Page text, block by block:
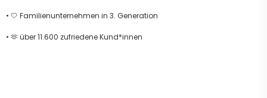
• 🤍 Familienunternehmen in 3. Generation
• 🫶 über 11.600 zufriedene Kund*innen